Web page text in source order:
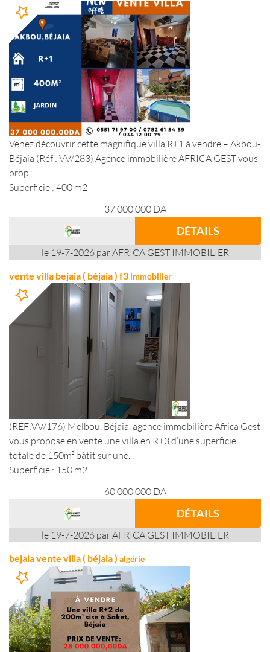
Venez découvrir cette magnifique villa R+1 à vendre – Akbou-
Béjaia (Réf : VV/283) Agence immobilière AFRICA GEST vous
prop...
Superficie : 400 m2
37 000 000 DA
DÉTAILS
le 19-7-2026 par AFRICA GEST IMMOBILIER
vente villa bejaia ( béjaia ) f3 immobilier
(REF:VV/176) Melbou. Béjaia, agence immobilière Africa Gest
vous propose en vente une villa en R+3 d’une superficie
totale de 150m² bâtit sur une...
Superficie : 150 m2
60 000 000 DA
DÉTAILS
le 19-7-2026 par AFRICA GEST IMMOBILIER
bejaia vente villa ( béjaia ) algérie